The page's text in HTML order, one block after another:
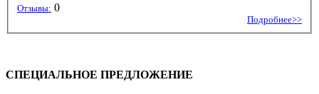
Отзывы: 0
Подробнее>>
СПЕЦИАЛЬНОЕ ПРЕДЛОЖЕНИЕ